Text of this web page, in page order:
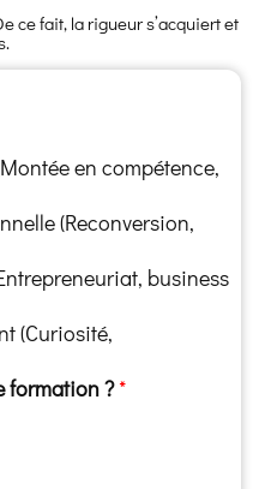
ce fait, la rigueur s’acquiert et
en compétence,
(Reconversion,
business
(Curiosité,
formation ?